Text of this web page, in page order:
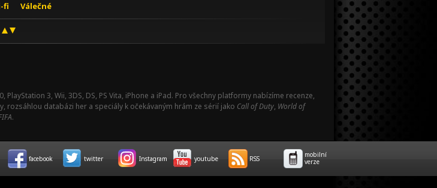
fi Válečné
PlayStation 3, Wii, 3DS, DS, PS Vita, iPhone a iPad. Pro všechny platformy nabízíme recenze,
rozsáhlou databázi her a speciály k očekávaným hrám ze sérií jako Call of Duty, World of
.
facebook twitter Instagram youtube RSS
mobilní
verze